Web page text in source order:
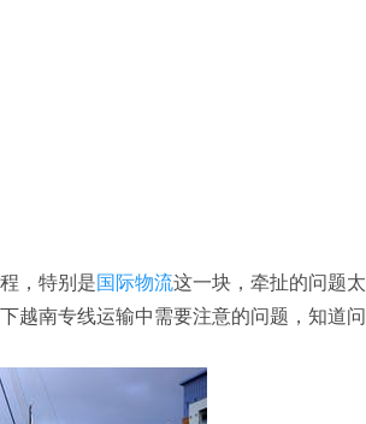
，特别是国际物流这一块，牵扯的问题
越南专线运输中需要注意的问题，知道